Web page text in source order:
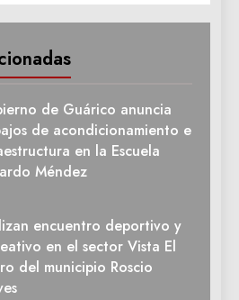
de Guárico anuncia
de acondicionamiento e
en la Escuela
Méndez
encuentro deportivo y
en el sector Vista El
del municipio Roscio